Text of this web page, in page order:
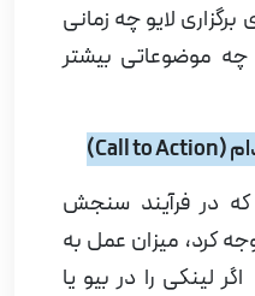
لایو چه زمانی
موضوعاتی بیشتر
(
Call to Action
)
در فرآیند سنجش
کرد، میزان عمل به
اگر لینکی را در بیو یا